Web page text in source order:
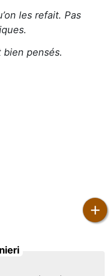
les refait. Pas
bien pensés.
+